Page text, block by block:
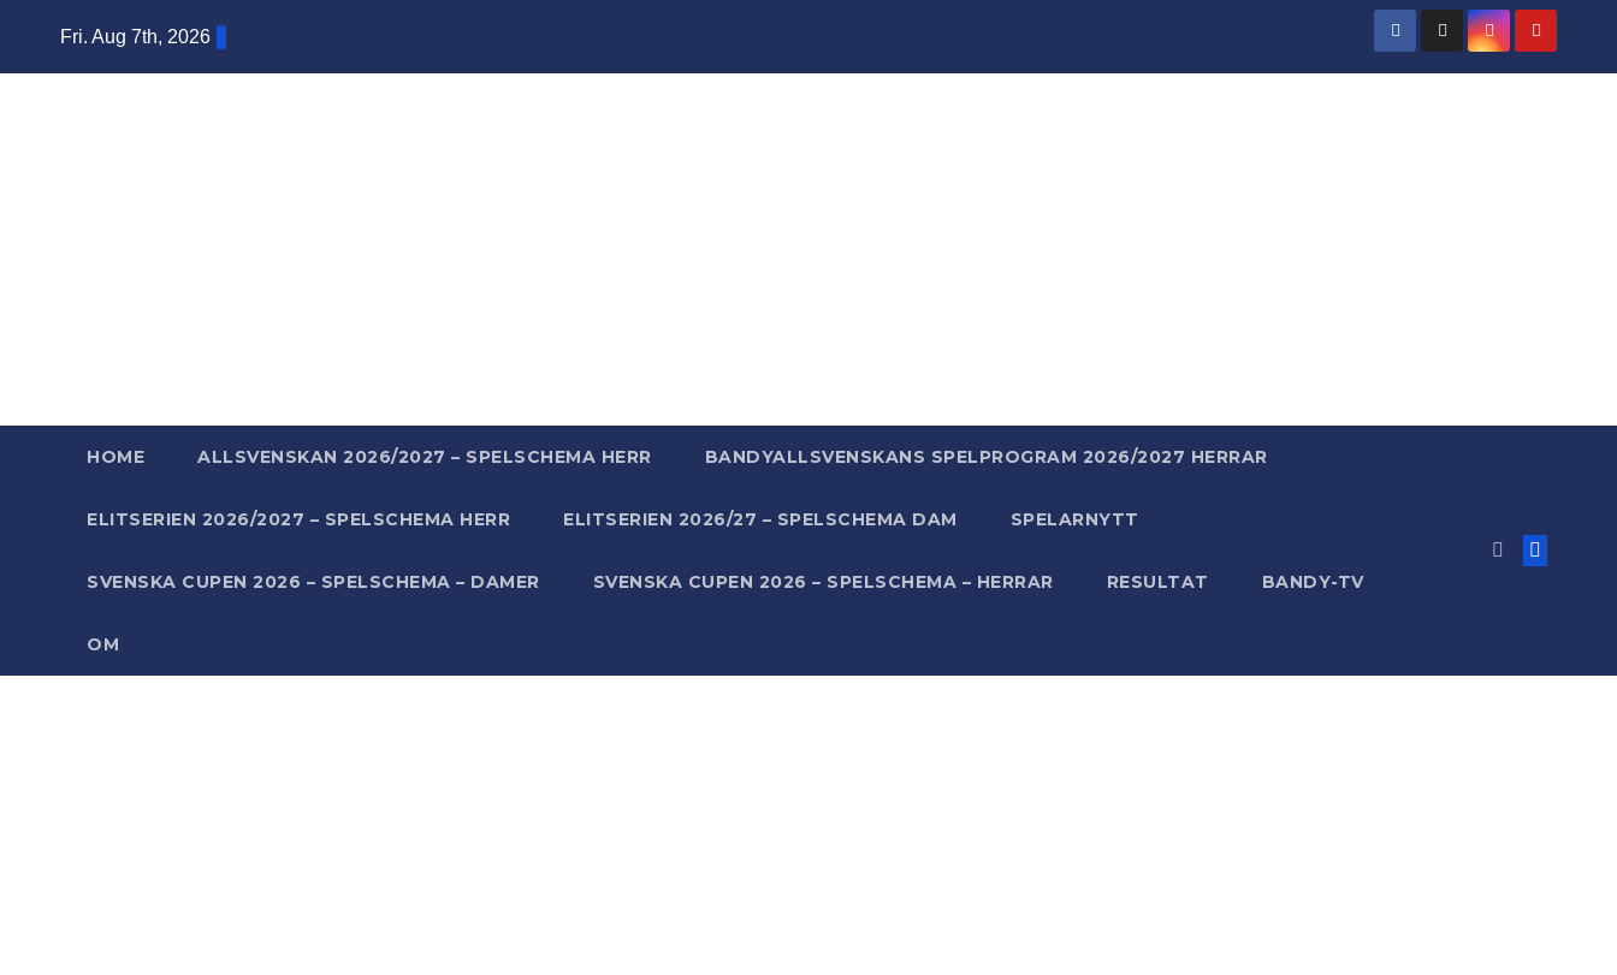
Fri. Aug 7th, 2026
HOME ALLSVENSKAN 2026/2027 – SPELSCHEMA HERR BANDYALLSVENSKANS SPELPROGRAM 2026/2027 HERRAR
ELITSERIEN 2026/2027 – SPELSCHEMA HERR ELITSERIEN 2026/27 – SPELSCHEMA DAM SPELARNYTT
SVENSKA CUPEN 2026 – SPELSCHEMA – DAMER SVENSKA CUPEN 2026 – SPELSCHEMA – HERRAR RESULTAT BANDY-TV
OM